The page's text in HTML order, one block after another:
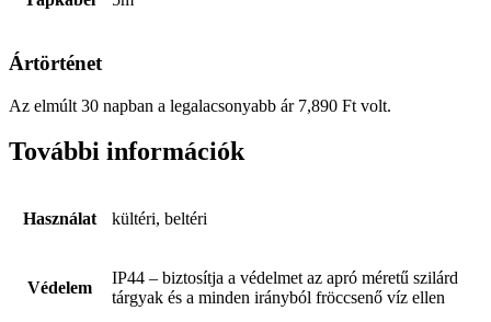
Ártörténet
Az elmúlt 30 napban a legalacsonyabb ár 7,890 Ft volt.
További információk
Használat kültéri, beltéri
Védelem
IP44 – biztosítja a védelmet az apró méretű szilárd
tárgyak és a minden irányból fröccsenő víz ellen